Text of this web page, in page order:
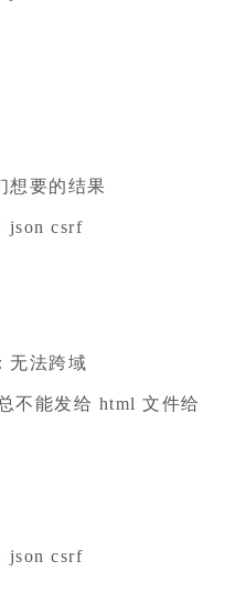
想要的结果
无法跨域
不能发给 html 文件给